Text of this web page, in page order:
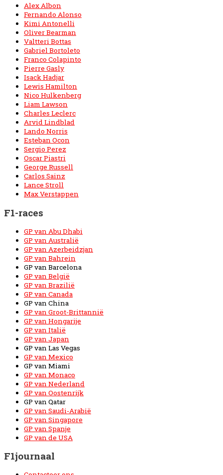
Alex Albon
Fernando Alonso
Kimi Antonelli
Oliver Bearman
Valtteri Bottas
Gabriel Bortoleto
Franco Colapinto
Pierre Gasly
Isack Hadjar
Lewis Hamilton
Nico Hulkenberg
Liam Lawson
Charles Leclerc
Arvid Lindblad
Lando Norris
Esteban Ocon
Sergio Perez
Oscar Piastri
George Russell
Carlos Sainz
Lance Stroll
Max Verstappen
F1-races
GP van Abu Dhabi
GP van Australië
GP van Azerbeidzjan
GP van Bahrein
GP van Barcelona
GP van België
GP van Brazilië
GP van Canada
GP van China
GP van Groot-Brittannië
GP van Hongarije
GP van Italië
GP van Japan
GP van Las Vegas
GP van Mexico
GP van Miami
GP van Monaco
GP van Nederland
GP van Oostenrijk
GP van Qatar
GP van Saudi-Arabië
GP van Singapore
GP van Spanje
GP van de USA
F1journaal